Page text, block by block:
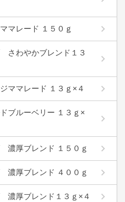
マレード １５０ｇ
わやかブレンド１３
ママレード １３ｇ×４
ブルーベリー １３ｇ×
厚ブレンド １５０ｇ
厚ブレンド ４００ｇ
厚ブレンド１３ｇ×４